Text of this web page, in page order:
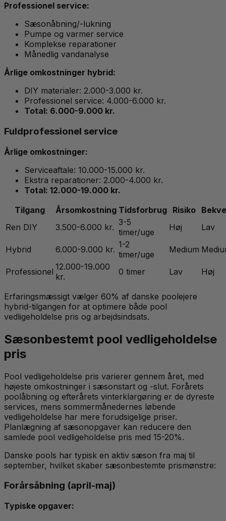
Professionel service:
Sæsonåbning/-lukning
Pumpe og varmer service
Komplekse reparationer
Månedlig vandanalyse
Årlige omkostninger hybrid:
DIY materialer: 2.000-3.000 kr.
Professionel service: 4.000-6.000 kr.
Total: 6.000-9.000 kr.
Fuldprofessionel service
Årlige omkostninger:
Serviceaftale: 10.000-15.000 kr.
Ekstra reparationer: 2.000-4.000 kr.
Total: 12.000-19.000 kr.
Tilgang
Årsomkostning Tidsforbrug Risiko
Ren DIY
3.500-6.000 kr. 3-5
timer/uge
Høj Lav
Hybrid 6.000-9.000 kr. 1-2
timer/uge
Medium
Professionel 12.000-19.000
kr.
0 timer Lav Høj
Erfaringsmæssigt vælger 60% af danske poolejere
hybrid-tilgangen for at optimere både pool
vedligeholdelse pris og arbejdsindsats.
Sæsonbestemt pool vedligeholdelse
pris
Pool vedligeholdelse pris varierer gennem året, med
højeste omkostninger i sæsonstart og -slut. Forårets
poolåbning og efterårets vinterklargøring er de dyreste
services, mens sommermånedernes løbende
vedligeholdelse har mere forudsigelige priser.
Planlægning af sæsonopgaver kan reducere den
samlede pool vedligeholdelse pris med 15-20%.
Danske pools har typisk en aktiv sæson fra maj til
september, hvilket skaber sæsonbestemte prismønstre:
Forårsåbning (april-maj)
Typiske opgaver: